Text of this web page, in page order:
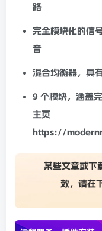
路
完全模块化的信
音
混合均衡器，具
9 个模块，涵盖
主页
https://
某些文章或下
效，请在